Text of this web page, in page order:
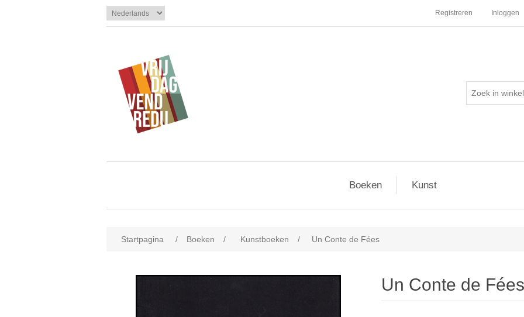
Registreren Inloggen
Boeken Kunst
Startpagina / Boeken / Kunstboeken / Un Conte de Fées
Un Conte de Fées